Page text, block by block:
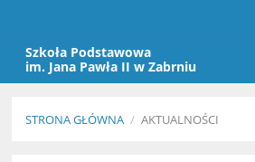
Szkoła Podstawowa
im. Jana Pawła II w Zabrniu
STRONA GŁÓWNA / AKTUALNOŚCI